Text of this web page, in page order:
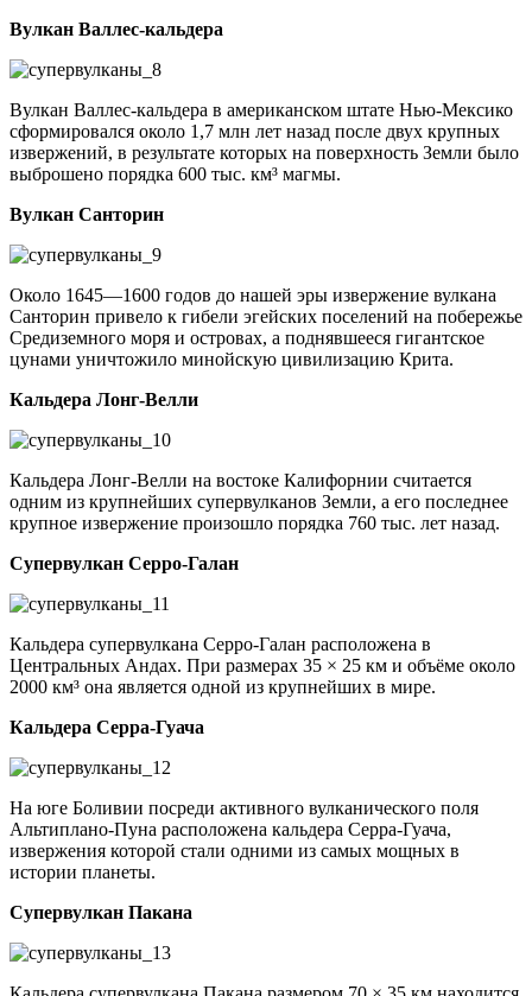
Вулкан Валлес-кальдера
Вулкан Валлес-кальдера в американском штате Нью-Мексико
сформировался около 1,7 млн лет назад после двух крупных
извержений, в результате которых на поверхность Земли было
выброшено порядка 600 тыс. км³ магмы.
Вулкан Санторин
Около 1645—1600 годов до нашей эры извержение вулкана
Санторин привело к гибели эгейских поселений на побережье
Средиземного моря и островах, а поднявшееся гигантское
цунами уничтожило минойскую цивилизацию Крита.
Кальдера Лонг-Велли
Кальдера Лонг-Велли на востоке Калифорнии считается
одним из крупнейших супервулканов Земли, а его последнее
крупное извержение произошло порядка 760 тыс. лет назад.
Супервулкан Серро-Галан
Кальдера супервулкана Серро-Галан расположена в
Центральных Андах. При размерах 35 × 25 км и объёме около
2000 км³ она является одной из крупнейших в мире.
Кальдера Серра-Гуача
На юге Боливии посреди активного вулканического поля
Альтиплано-Пуна расположена кальдера Серра-Гуача,
извержения которой стали одними из самых мощных в
истории планеты.
Супервулкан Пакана